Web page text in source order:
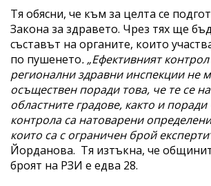
Тя обясни, че към за целта се
Закона за здравето. Чрез тях ще
съставът на органите, които
по пушенето. „Ефективният
регионални здравни инспекции не
осъществен поради това, че те се
областните градове, както и поради
контрола са натоварени
които са с ограничен брой
Йорданова. Тя изтъкна, че
броят на РЗИ е едва 28.